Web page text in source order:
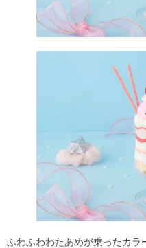
ふわふわわたあめが乗ったカラ